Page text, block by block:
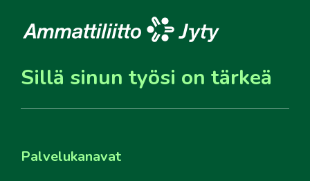
Sillä sinun työsi on tärkeä
Palvelukanavat